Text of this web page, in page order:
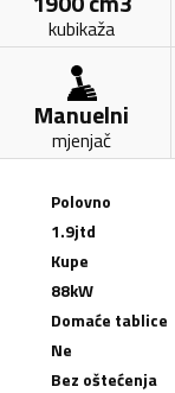
kubikaža
Manuelni
mjenjač
Polovno
1.9jtd
Kupe
88kW
Domaće tablice
Ne
Bez oštećenja